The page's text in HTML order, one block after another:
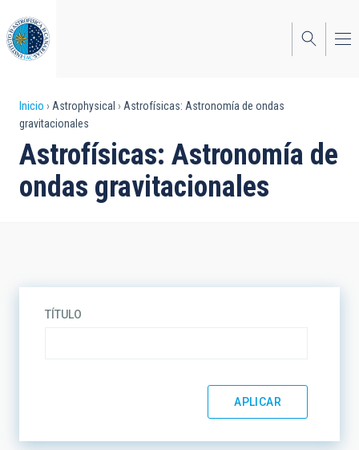
al
contenido
principal
Sobrescribir
enlaces
de
ayuda
Inicio Astrophysical
Astrofísicas: Astronomía de ondas
gravitacionales
Astrofísicas: Astronomía de
ondas gravitacionales
TÍTULO